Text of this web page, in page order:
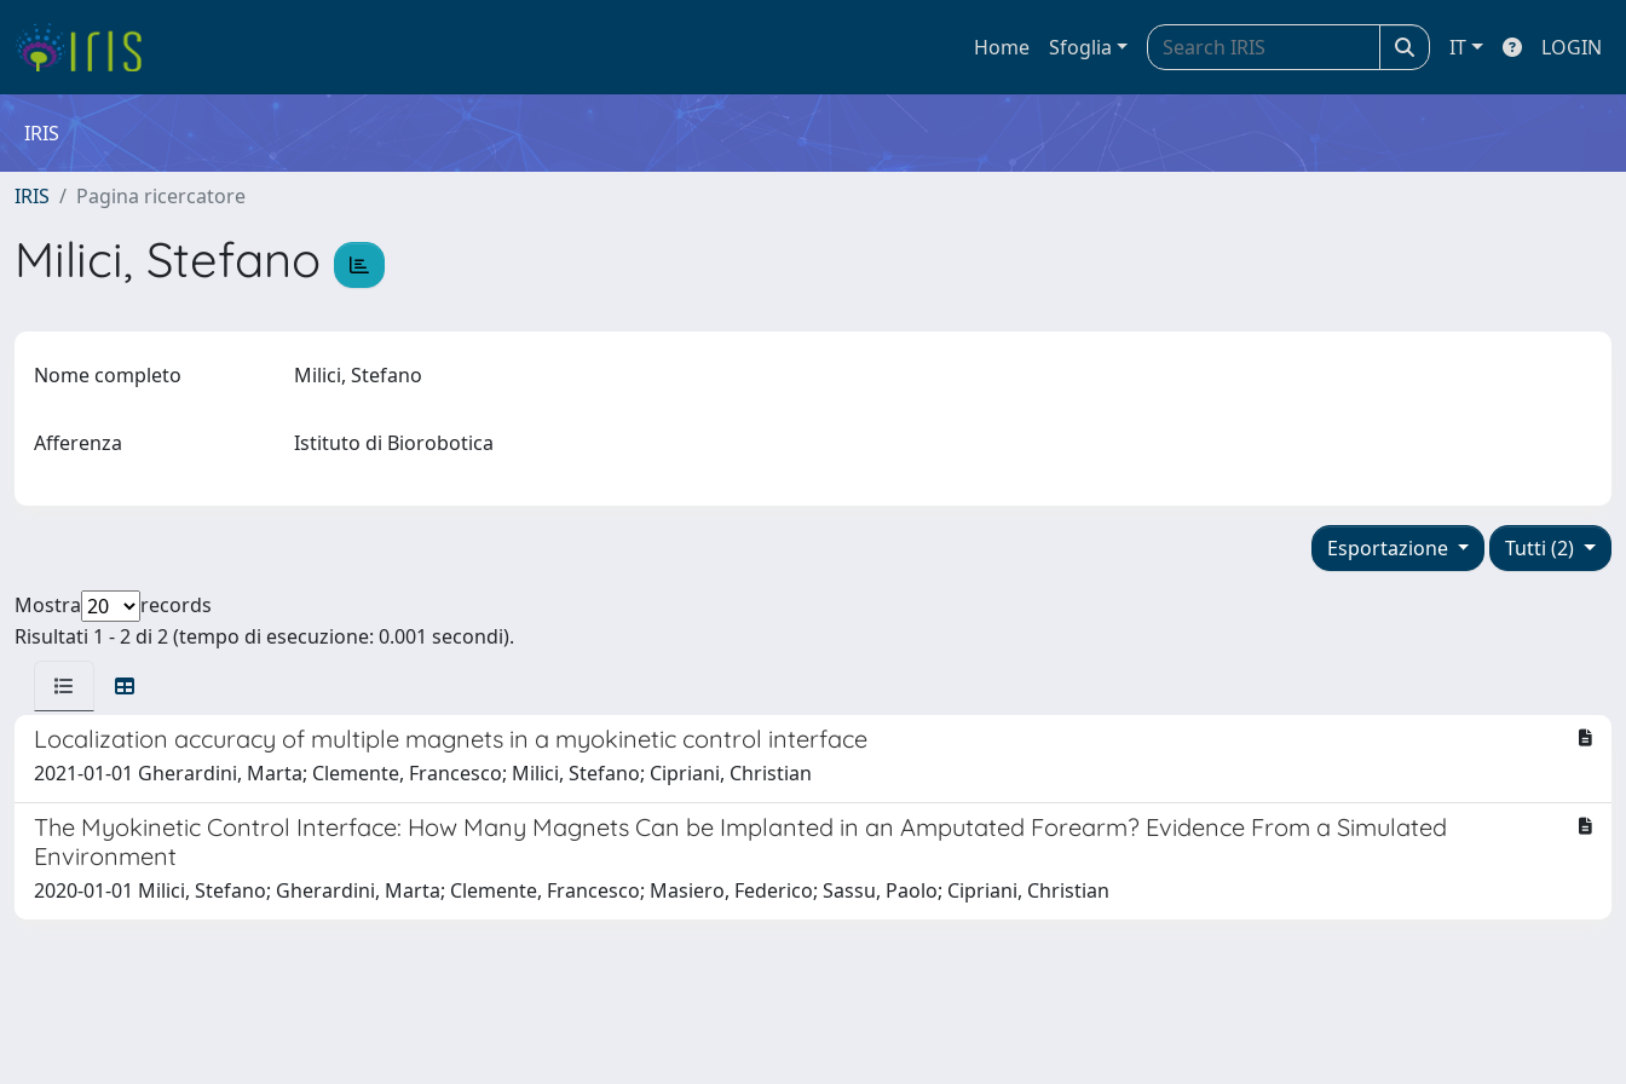
Home Sfoglia IT LOGIN
IRIS
IRIS Pagina ricercatore
Milici, Stefano
Nome completo Milici, Stefano
Afferenza Istituto di Biorobotica
Tutti (2)
Esportazione
Mostra
records
Risultati 1 - 2 di 2 (tempo di esecuzione: 0.001 secondi).
Localization accuracy of multiple magnets in a myokinetic control interface
2021-01-01 Gherardini, Marta; Clemente, Francesco; Milici, Stefano; Cipriani, Christian
The Myokinetic Control Interface: How Many Magnets Can be Implanted in an Amputated Forearm? Evidence From a Simulated
Environment
2020-01-01 Milici, Stefano; Gherardini, Marta; Clemente, Francesco; Masiero, Federico; Sassu, Paolo; Cipriani, Christian